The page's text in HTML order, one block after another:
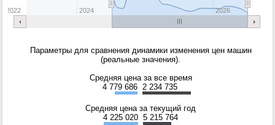
2024 2026
2022
Параметры для сравнения динамики изменения цен машин
(реальные значения).
Средняя цена за все время
4 779 686 2 234 735
Средняя цена за текущий год
4 225 020 5 215 764